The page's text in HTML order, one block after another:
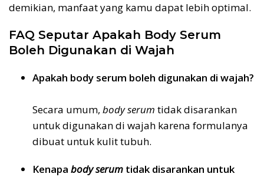
demikian, manfaat yang kamu dapat lebih optimal.
FAQ Seputar Apakah Body Serum
Boleh Digunakan di Wajah
Apakah body serum boleh digunakan di wajah?
Secara umum, body serum tidak disarankan
untuk digunakan di wajah karena formulanya
dibuat untuk kulit tubuh.
Kenapa body serum tidak disarankan untuk